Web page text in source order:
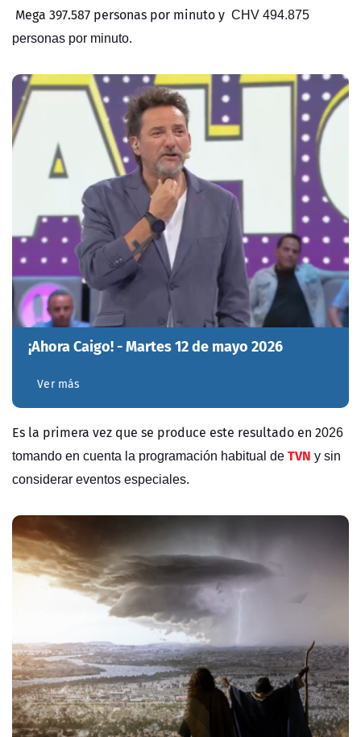
Mega 397.587 personas por minuto y CHV 494.875
personas por minuto.
¡Ahora Caigo! - Martes 12 de mayo 2026
Ver más
Es la primera vez que se produce este resultado en 2026
tomando en cuenta la programación habitual de TVN y sin
considerar eventos especiales.